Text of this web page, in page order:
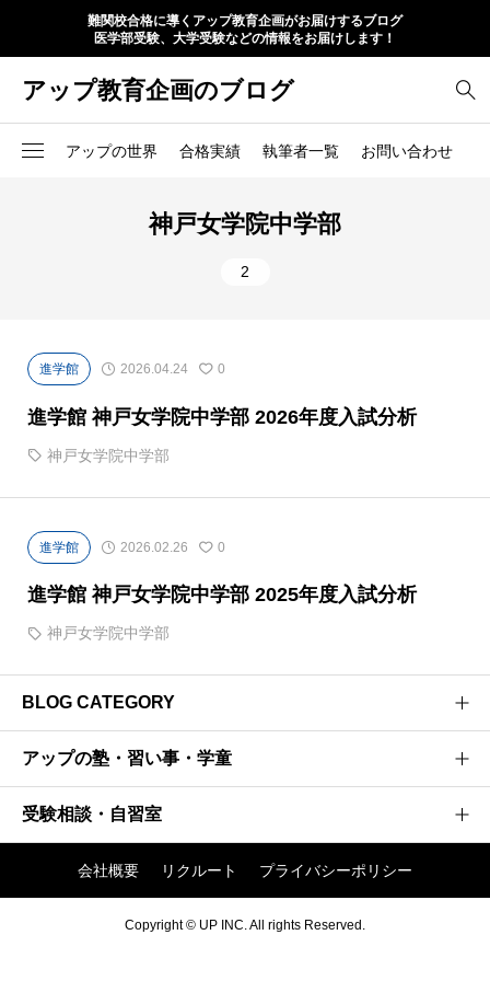
難関校合格に導くアップ教育企画がお届けするブログ
医学部受験、大学受験などの情報をお届けします！
アップ教育企画のブログ
アップの世界 合格実績 執筆者一覧 お問い合わせ
神戸女学院中学部
2
進学館 2026.04.24 0
進学館 神戸女学院中学部 2026年度入試分析
神戸女学院中学部
進学館 2026.02.26 0
進学館 神戸女学院中学部 2025年度入試分析
神戸女学院中学部
BLOG CATEGORY
医学部受験のプロがお届けする医学部受験情報ブログ
阪大神大 現役合格への軌跡
アップの塾・習い事・学童
研伸館高校生課程
研伸館プライベートスクール
受験相談・自習室
アップ入試相談窓口
会社概要 リクルート プライバシーポリシー
Copyright © UP INC. All rights Reserved.